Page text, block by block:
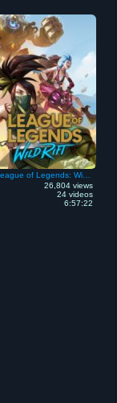
26,804 views
24 videos
6:57:22